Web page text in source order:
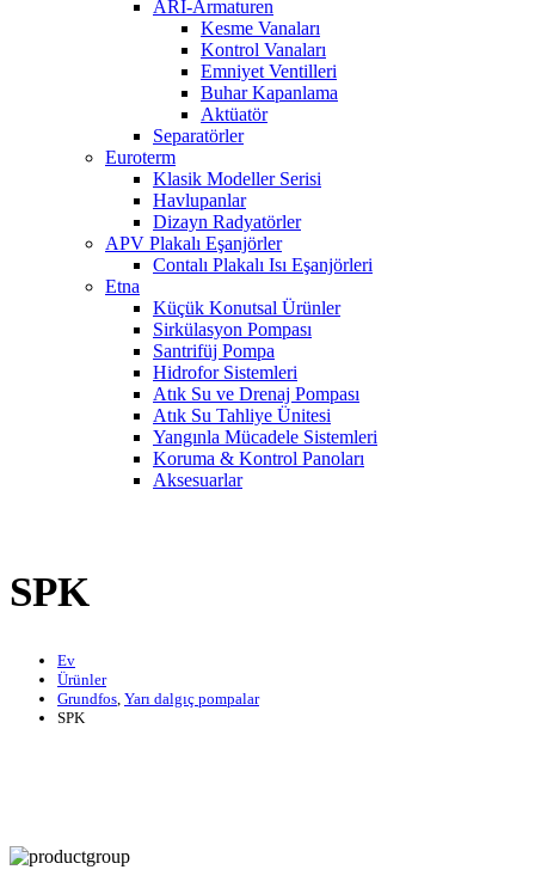
ARI-Armaturen
Kesme Vanaları
Kontrol Vanaları
Emniyet Ventilleri
Buhar Kapanlama
Aktüatör
Separatörler
Euroterm
Klasik Modeller Serisi
Havlupanlar
Dizayn Radyatörler
APV Plakalı Eşanjörler
Contalı Plakalı Isı Eşanjörleri
Etna
Küçük Konutsal Ürünler
Sirkülasyon Pompası
Santrifüj Pompa
Hidrofor Sistemleri
Atık Su ve Drenaj Pompası
Atık Su Tahliye Ünitesi
Yangınla Mücadele Sistemleri
Koruma & Kontrol Panoları
Aksesuarlar
SPK
Ev
Ürünler
Grundfos, Yarı dalgıç pompalar
SPK